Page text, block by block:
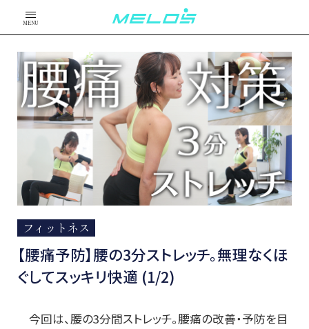
MENU
フィットネス
【腰痛予防】腰の3分ストレッチ。無理なくほ
ぐしてスッキリ快適 (1/2)
今回は、腰の3分間ストレッチ。腰痛の改善・予防を目